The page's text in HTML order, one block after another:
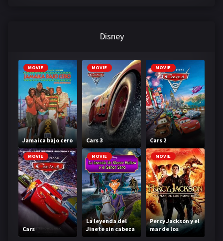
Disney
MOVIE
Jamaica bajo cero
MOVIE
Cars 3
MOVIE
Cars 2
MOVIE
Cars
MOVIE
La leyenda del
Jinete sin cabeza
MOVIE
Percy Jackson y el
mar de los
monstruos